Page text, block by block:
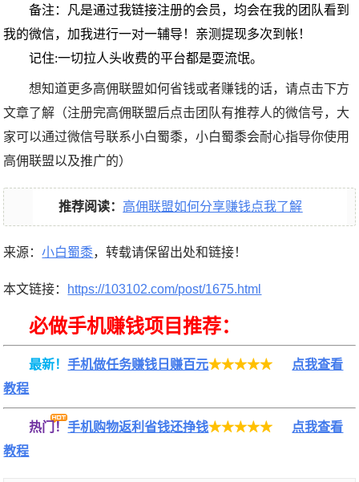
备注：凡是通过我链接注册的会员，均会在我的团队看到
我的微信，加我进行一对一辅导！亲测提现多次到帐！
记住:一切拉人头收费的平台都是耍流氓。
想知道更多高佣联盟如何省钱或者赚钱的话，请点击下方
文章了解（注册完高佣联盟后点击团队有推荐人的微信号，大
家可以通过微信号联系小白蜀黍，小白蜀黍会耐心指导你使用
高佣联盟以及推广的）
推荐阅读： 高佣联盟如何分享赚钱点我了解
来源：小白蜀黍，转载请保留出处和链接！
本文链接： https://103102.com/post/1675.html
必做手机赚钱项目推荐：
最新！手机做任务赚钱日赚百元★★★★★
点我查看
教程
热门！手机购物返利省钱还挣钱★★★★★
点我查看
教程